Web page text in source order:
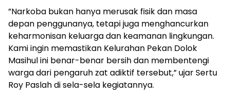
​”Narkoba bukan hanya merusak fisik dan masa
depan penggunanya, tetapi juga menghancurkan
keharmonisan keluarga dan keamanan lingkungan.
Kami ingin memastikan Kelurahan Pekan Dolok
Masihul ini benar-benar bersih dan membentengi
warga dari pengaruh zat adiktif tersebut,” ujar Sertu
Roy Paslah di sela-sela kegiatannya.